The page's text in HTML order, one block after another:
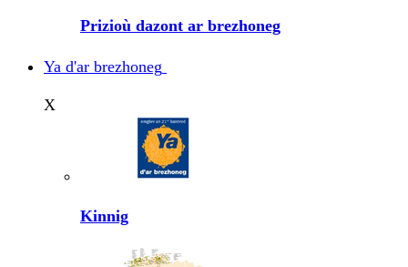
Prizioù dazont ar brezhoneg
Ya d'ar brezhoneg
X
Kinnig